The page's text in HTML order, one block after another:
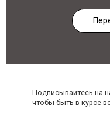
Подписывайтесь на
чтобы быть в курсе